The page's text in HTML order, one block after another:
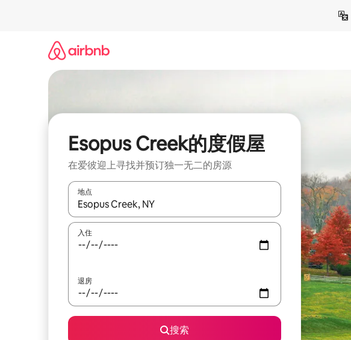
Esopus Creek的度假屋
在爱彼迎上寻找并预订独一无二的房源
地点
如有搜索结果，请使用上下方向键查看，或通过点击或滑动手势浏览。
入住
退房
搜索